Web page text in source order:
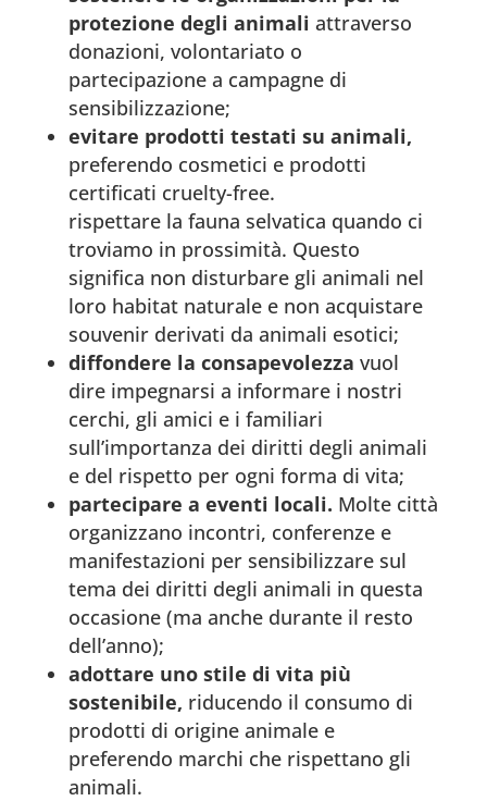
protezione degli animali attraverso
donazioni, volontariato o
partecipazione a campagne di
sensibilizzazione;
evitare prodotti testati su animali,
preferendo cosmetici e prodotti
certificati cruelty-free.
rispettare la fauna selvatica quando ci
troviamo in prossimità. Questo
significa non disturbare gli animali nel
loro habitat naturale e non acquistare
souvenir derivati da animali esotici;
diffondere la consapevolezza vuol
dire impegnarsi a informare i nostri
cerchi, gli amici e i familiari
sull’importanza dei diritti degli animali
e del rispetto per ogni forma di vita;
partecipare a eventi locali. Molte città
organizzano incontri, conferenze e
manifestazioni per sensibilizzare sul
tema dei diritti degli animali in questa
occasione (ma anche durante il resto
dell’anno);
adottare uno stile di vita più
sostenibile, riducendo il consumo di
prodotti di origine animale e
preferendo marchi che rispettano gli
animali.